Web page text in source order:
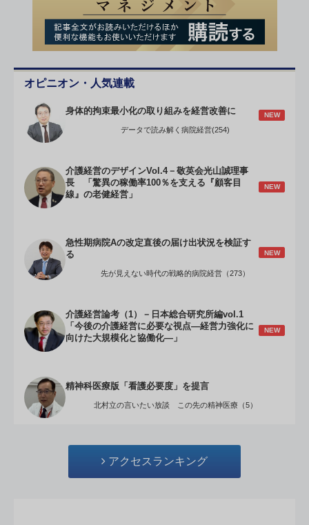
オピニオン・人気連載
身体的拘束最小化の取り組みを経営改善に NEW
データで読み解く病院経営(254)
介護経営のデザインVol.4－敬英会光山誠理事
長 「驚異の稼働率100％を支える『顧客目
線』の老健経営」
NEW
急性期病院Aの改定直後の届け出状況を検証す
る
NEW
先が見えない時代の戦略的病院経営（273）
介護経営論考（1）－日本総合研究所編vol.1
「今後の介護経営に必要な視点―経営力強化に
向けた大規模化と協働化―」
NEW
精神科医療版「看護必要度」を提言
北村立の言いたい放談 この先の精神医療（5）
アクセスランキング